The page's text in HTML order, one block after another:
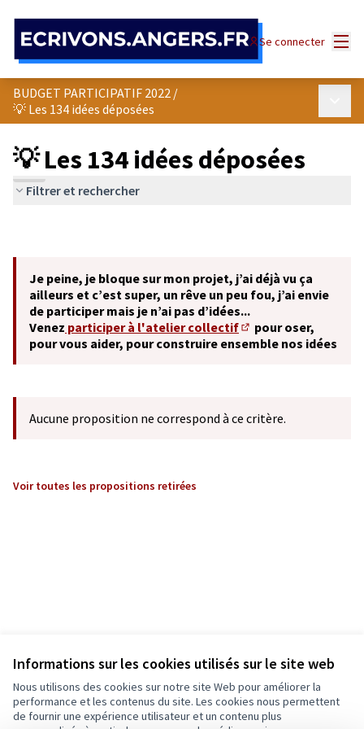
Informations sur les cookies utilisés sur le site web
Nous utilisons des cookies sur notre site Web pour améliorer la
performance et les contenus du site. Les cookies nous permettent
de fournir une expérience utilisateur et un contenu plus
Se connecter
BUDGET PARTICIPATIF 2022 /
💡 Les 134 idées déposées
💡 Les 134 idées déposées
Filtrer et rechercher
Je peine, je bloque sur mon projet, j’ai déjà vu ça
ailleurs et c’est super, un rêve un peu fou, j’ai envie
de participer mais je n’ai pas d’idées...
Venez participer à l'atelier collectif
(S'ouvre dans un
pour oser,
pour vous aider, pour construire ensemble nos idées
Aucune proposition ne correspond à ce critère.
Voir toutes les propositions retirées